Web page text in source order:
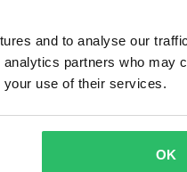
and to analyse our
partners who may
your use of their services.
OK
99,50 €
1 Arvostelut